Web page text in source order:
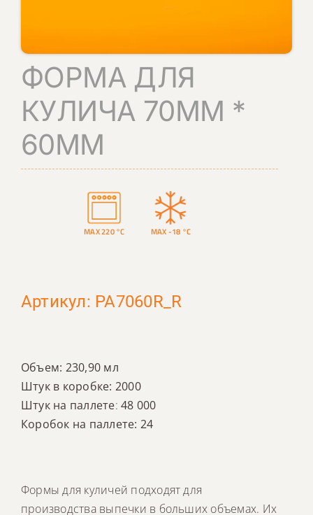
ПОИСК
ФОРМА ДЛЯ
КУЛИЧА 70ММ *
60ММ
MAX 220 °C MAX -18 °C
Артикул: PA7060R_R
Объем: 230,90 мл
Штук в коробке: 2000
Штук на паллете: 48 000
Коробок на паллете: 24
Формы для куличей подходят для
производства выпечки в больших объемах. Их